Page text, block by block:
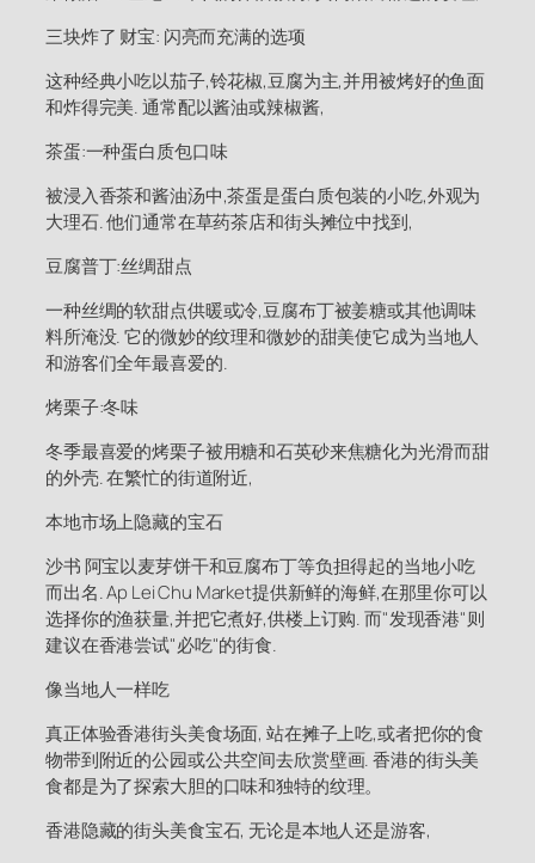
三块炸了 财宝: 闪亮而充满的选项
这种经典小吃以茄子,铃花椒,豆腐为主,并用被烤好的鱼面
和炸得完美. 通常配以酱油或辣椒酱,
茶蛋:一种蛋白质包口味
被浸入香茶和酱油汤中,茶蛋是蛋白质包装的小吃,外观为
大理石. 他们通常在草药茶店和街头摊位中找到,
豆腐普丁:丝绸甜点
一种丝绸的软甜点供暖或冷,豆腐布丁被姜糖或其他调味
料所淹没. 它的微妙的纹理和微妙的甜美使它成为当地人
和游客们全年最喜爱的.
烤栗子:冬味
冬季最喜爱的烤栗子被用糖和石英砂来焦糖化为光滑而甜
的外壳. 在繁忙的街道附近,
本地市场上隐藏的宝石
沙书 阿宝以麦芽饼干和豆腐布丁等负担得起的当地小吃
而出名. Ap Lei Chu Market提供新鲜的海鲜,在那里你可以
选择你的渔获量,并把它煮好,供楼上订购. 而"发现香港"则
建议在香港尝试"必吃"的街食.
像当地人一样吃
真正体验香港街头美食场面, 站在摊子上吃,或者把你的食
物带到附近的公园或公共空间去欣赏壁画. 香港的街头美
食都是为了探索大胆的口味和独特的纹理。
香港隐藏的街头美食宝石, 无论是本地人还是游客,